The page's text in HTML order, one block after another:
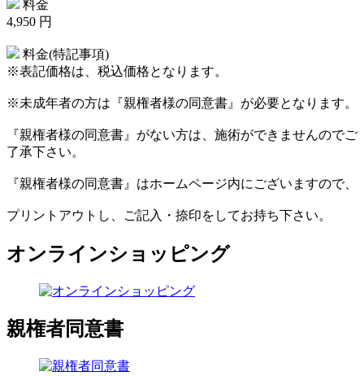
料金
4,950 円
料金(特記事項)
※表記価格は、税込価格となります。
※未成年者の方は『親権者様の同意書』が必要となります。
『親権者様の同意書』がない方は、施術ができませんのでご
了承下さい。
『親権者様の同意書』はホームページ内にございますので、
プリントアウトし、ご記入・捺印をしてお持ち下さい。
オンラインショッピング
親権者同意書